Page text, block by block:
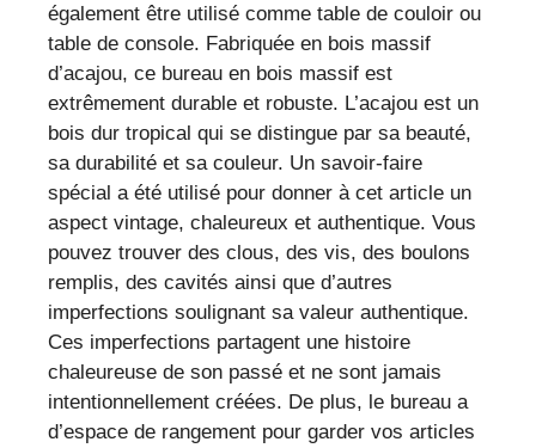
pratique
également être utilisé comme table de couloir ou
table de console. Fabriquée en bois massif
d’acajou, ce bureau en bois massif est
extrêmement durable et robuste. L’acajou est un
bois dur tropical qui se distingue par sa beauté,
sa durabilité et sa couleur. Un savoir-faire
spécial a été utilisé pour donner à cet article un
aspect vintage, chaleureux et authentique. Vous
pouvez trouver des clous, des vis, des boulons
remplis, des cavités ainsi que d’autres
imperfections soulignant sa valeur authentique.
Ces imperfections partagent une histoire
chaleureuse de son passé et ne sont jamais
intentionnellement créées. De plus, le bureau a
d’espace de rangement pour garder vos articles